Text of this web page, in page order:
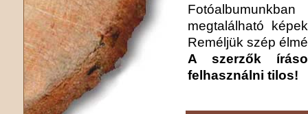
megtalálható
Reméljük szép
A szerzők
felhasználni tilos!